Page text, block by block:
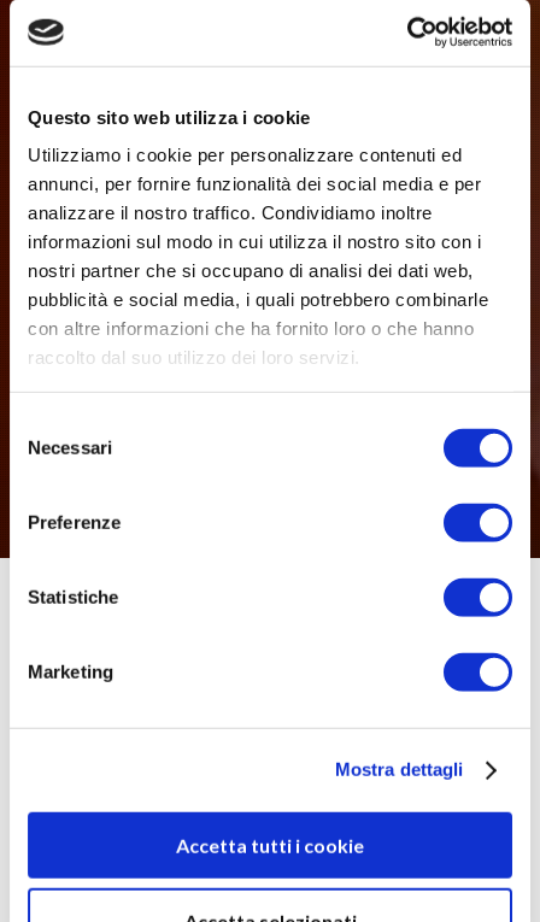
Questo sito web utilizza i cookie
Utilizziamo i cookie per personalizzare contenuti ed
annunci, per fornire funzionalità dei social media e per
analizzare il nostro traffico. Condividiamo inoltre
informazioni sul modo in cui utilizza il nostro sito con i
nostri partner che si occupano di analisi dei dati web,
pubblicità e social media, i quali potrebbero combinarle
con altre informazioni che ha fornito loro o che hanno
raccolto dal suo utilizzo dei loro servizi.
delNecessari
Preferenze
Statistiche
Marketing
Mostra dettagli
Accetta tutti i cookie